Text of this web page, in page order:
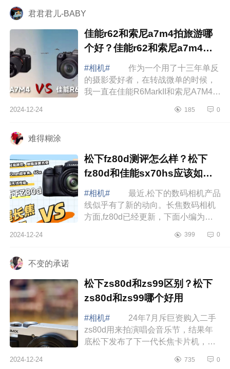
君君君儿-BABY
佳能r62和索尼a7m4拍旅游哪
个好？佳能r62和索尼a7m4画
质对比
#相机#
作为一个用了十三年单反
的摄影爱好者，在转战微单的时候，
我一直在佳能R6MarkII和索尼A7M4之
好好整理一下我的心路历程，希望能
2024-12-24 185 0
难得糊涂
松下fz80d测评怎么样？松下
fz80d和佳能sx70hs应该如何
选
#相机#
最近,松下的数码相机产品
线似乎有了新的动向。长焦数码相机
方面,fz80d已经更新，下面小编为大
fz80d和佳能sx70hs应该如何选 松
2024-12-24 399 0
不变的承诺
松下zs80d和zs99区别？松下
zs80d和zs99哪个好用
#相机#
24年7月斥巨资购入二手
zs80d用来拍演唱会音乐节，结果年
底松下发布了下一代长焦卡片机，以
新发布的LumixDC-ZS99（在北美以
2024-12-24 735 0